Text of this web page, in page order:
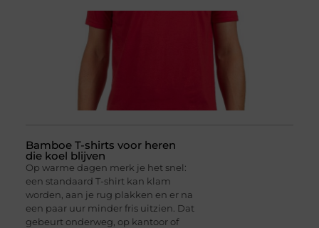
Bamboe T-shirts voor heren
die koel blijven
Op warme dagen merk je het snel:
een standaard T-shirt kan klam
worden, aan je rug plakken en er na
een paar uur minder fris uitzien. Dat
gebeurt onderweg, op kantoor of